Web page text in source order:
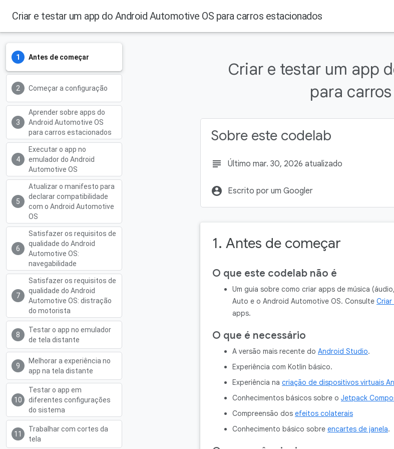
Criar e testar um app do Android Automotive OS para carros estacionados
Antes de começar
Começar a configuração
Aprender sobre apps do
Android Automotive OS
para carros estacionados
Executar o app no
emulador do Android
Automotive OS
Atualizar o manifesto para
declarar compatibilidade
com o Android Automotive
OS
Satisfazer os requisitos de
qualidade do Android
Automotive OS:
navegabilidade
Satisfazer os requisitos de
qualidade do Android
Automotive OS: distração
do motorista
Testar o app no emulador
de tela distante
Melhorar a experiência no
app na tela distante
Testar o app em
diferentes configurações
do sistema
Trabalhar com cortes da
tela
Criar e testar um app
para
Sobre este codelab
subject Último mar. 30, 2026 atualizado
account_circle Escrito por um Googler
1. Antes de começar
O que este codelab não é
Um guia sobre como criar apps de música
Auto e o Android Automotive OS. Consulte
apps.
O que é necessário
A versão mais recente do Android Studio.
Experiência com Kotlin básico.
Experiência na criação de dispositivos virtuais
Conhecimentos básicos sobre o Jetpack
Compreensão dos efeitos colaterais
Conhecimento básico sobre encartes de janela.